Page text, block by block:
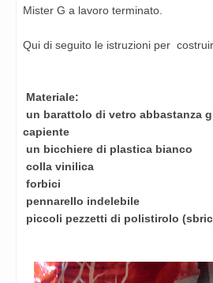
Mister G a lavoro terminato.
Qui di seguito le istruzioni per
Materiale:
un barattolo di vetro abbastanza
capiente
un bicchiere di plastica bianco
colla vinilica
forbici
pennarello indelebile
piccoli pezzetti di polistirolo